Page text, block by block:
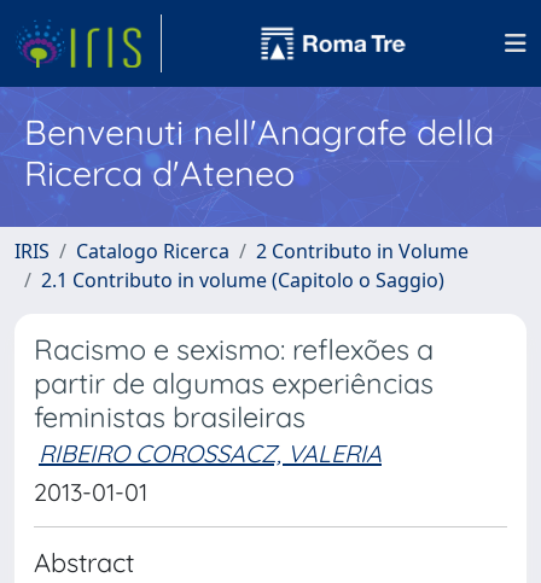
Benvenuti nell'Anagrafe della
Ricerca d'Ateneo
IRIS Catalogo Ricerca
2 Contributo in Volume
2.1 Contributo in volume (Capitolo o Saggio)
Racismo e sexismo: reflexões a
partir de algumas experiências
feministas brasileiras
RIBEIRO COROSSACZ, VALERIA
2013-01-01
Abstract